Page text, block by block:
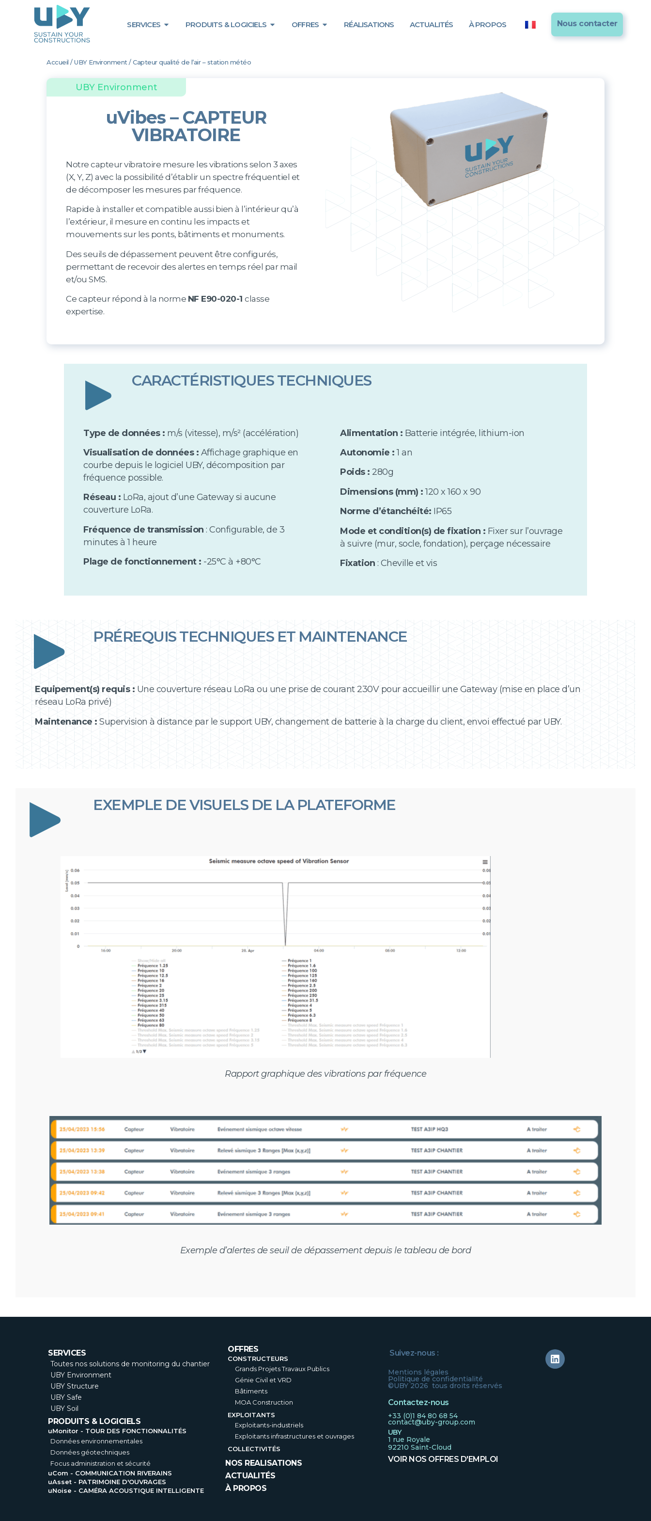
SERVICES PRODUITS & LOGICIELS OFFRES RÉALISATIONS ACTUALITÉS À PROPOS Nous contacter
Accueil /UBY Environment / Capteur qualité de l’air – station météo
UBY Environment
uVibes – CAPTEUR
VIBRATOIRE
Notre capteur vibratoire mesure les vibrations selon 3 axes
(X, Y, Z) avec la possibilité d’établir un spectre fréquentiel et
de décomposer les mesures par fréquence.
Rapide à installer et compatible aussi bien à l’intérieur qu’à
l’extérieur, il mesure en continu les impacts et
mouvements sur les ponts, bâtiments et monuments.
Des seuils de dépassement peuvent être configurés,
permettant de recevoir des alertes en temps réel par mail
et/ou SMS.
Ce capteur répond à la norme NF E90-020-1 classe
expertise.
CARACTÉRISTIQUES TECHNIQUES
Type de données : m/s (vitesse), m/s² (accélération)
Visualisation de données : Affichage graphique en
courbe depuis le logiciel UBY, décomposition par
fréquence possible.
Réseau : LoRa, ajout d’une Gateway si aucune
couverture LoRa.
Fréquence de transmission : Configurable, de 3
minutes à 1 heure
Plage de fonctionnement : -25°C à +80°C
Alimentation : Batterie intégrée, lithium-ion
Autonomie :1 an
Poids : 280g
Dimensions (mm) :120 x 160 x 90
Norme d’étanchéité: IP65
Mode et condition(s) de fixation : Fixer sur l’ouvrage
à suivre (mur, socle, fondation), perçage nécessaire
Fixation : Cheville et vis
PRÉREQUIS TECHNIQUES ET MAINTENANCE
Equipement(s) requis : Une couverture réseau LoRa ou une prise de courant 230V pour accueillir une Gateway (mise en place d’un
réseau LoRa privé)
Maintenance : Supervision à distance par le support UBY, changement de batterie à la charge du client, envoi effectué par UBY.
EXEMPLE DE VISUELS DE LA PLATEFORME
Rapport graphique des vibrations par fréquence
Exemple d’alertes de seuil de dépassement depuis le tableau de bord
PRODUITS & LOGICIELS
uMonitor - TOUR DES FONCTIONNALITÉS
Données environnementales
Données géotechniques
Focus administration et sécurité
uCom - COMMUNICATION RIVERAINS
uAsset - PATRIMOINE D'OUVRAGES
uNoise - CAMÉRA ACOUSTIQUE INTELLIGENTE
SERVICES
Toutes nos solutions de monitoring du chantier
UBY Environment
UBY Structure
UBY Safe
UBY Soil
OFFRES
CONSTRUCTEURS
Grands Projets Travaux Publics
Génie Civil et VRD
Bâtiments
MOA Construction
EXPLOITANTS
Exploitants-industriels
Exploitants infrastructures et ouvrages
COLLECTIVITÉS
NOS REALISATIONS
ACTUALITÉS
À PROPOS
Suivez-nous :
Mentions légales
Politique de confidentialité
©UBY 2026 tous droits réservés
Contactez-nous
+33 (0)1 84 80 68 54
contact@uby-group.com
UBY
1 rue Royale
92210 Saint-Cloud
VOIR NOS OFFRES D'EMPLOI